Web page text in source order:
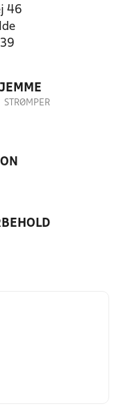
46
STRØMPER